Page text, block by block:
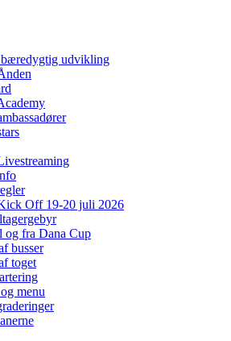
bæredygtig udvikling
Off 19-20 juli 2026
og fra Dana Cup
busser
toget
menu